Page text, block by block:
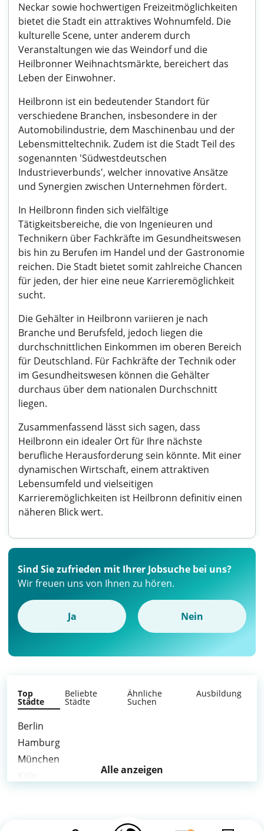
Neckar sowie hochwertigen Freizeitmöglichkeiten
bietet die Stadt ein attraktives Wohnumfeld. Die
kulturelle Scene, unter anderem durch
Veranstaltungen wie das Weindorf und die
Heilbronner Weihnachtsmärkte, bereichert das
Leben der Einwohner.
Heilbronn ist ein bedeutender Standort für
verschiedene Branchen, insbesondere in der
Automobilindustrie, dem Maschinenbau und der
Lebensmitteltechnik. Zudem ist die Stadt Teil des
sogenannten 'Südwestdeutschen
Industrieverbunds', welcher innovative Ansätze
und Synergien zwischen Unternehmen fördert.
In Heilbronn finden sich vielfältige
Tätigkeitsbereiche, die von Ingenieuren und
Technikern über Fachkräfte im Gesundheitswesen
bis hin zu Berufen im Handel und der Gastronomie
reichen. Die Stadt bietet somit zahlreiche Chancen
für jeden, der hier eine neue Karrieremöglichkeit
sucht.
Die Gehälter in Heilbronn variieren je nach
Branche und Berufsfeld, jedoch liegen die
durchschnittlichen Einkommen im oberen Bereich
für Deutschland. Für Fachkräfte der Technik oder
im Gesundheitswesen können die Gehälter
durchaus über dem nationalen Durchschnitt
liegen.
Zusammenfassend lässt sich sagen, dass
Heilbronn ein idealer Ort für Ihre nächste
berufliche Herausforderung sein könnte. Mit einer
dynamischen Wirtschaft, einem attraktiven
Lebensumfeld und vielseitigen
Karrieremöglichkeiten ist Heilbronn definitiv einen
näheren Blick wert.
Sind Sie zufrieden mit Ihrer Jobsuche bei uns?
Wir freuen uns von Ihnen zu hören.
Ja Nein
Top
Städte
Beliebte
Städte
Ähnliche
Suchen
Ausbildung
Berlin
Hamburg
München
Alle anzeigen